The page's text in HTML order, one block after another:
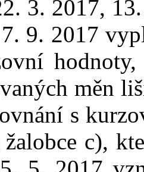
3. 2017, 13.
9. 2017
hodnoty,
měn
s
c),